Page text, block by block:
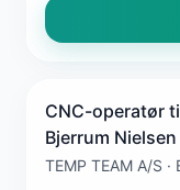
CNC-operatør
Bjerrum
TEMP TEAM A/S